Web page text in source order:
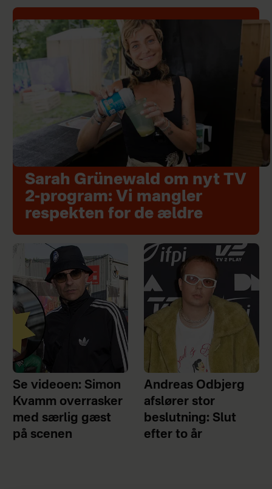
Sarah Grünewald om nyt TV
2-program: Vi mangler
respekten for de ældre
Se videoen: Simon
Kvamm overrasker
med særlig gæst
på scenen
Andreas Odbjerg
afslører stor
beslutning: Slut
efter to år